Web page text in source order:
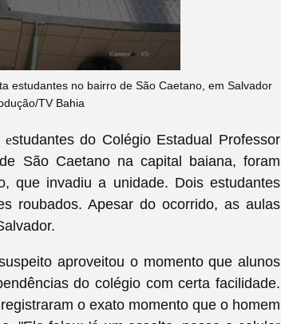
estudantes no bairro de São Caetano, em Salvador
TV Bahia
estudantes do Colégio Estadual Professor
São Caetano na capital baiana, foram
que invadiu a unidade. Dois estudantes
roubados. Apesar do ocorrido, as aulas
aproveitou o momento que alunos
do colégio com certa facilidade.
o exato momento que o homem